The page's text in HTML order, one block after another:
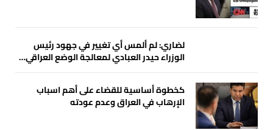
لضاري: لم ألمس أي تغيير في جهود رئيس
الوزراء حيدر العبادي لمعالجة الوضع العراقي…
كخطوة أساسية للقضاء على أهم اسباب
الإرهاب في العراق وعدم عودته